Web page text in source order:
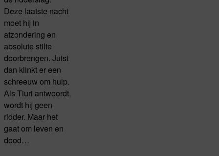
Deze laatste nacht
moet hij in
afzondering en
absolute stilte
doorbrengen. Juist
dan klinkt er een
schreeuw om hulp.
Als Tiuri antwoordt,
wordt hij geen
ridder. Maar het
gaat om leven en
dood…